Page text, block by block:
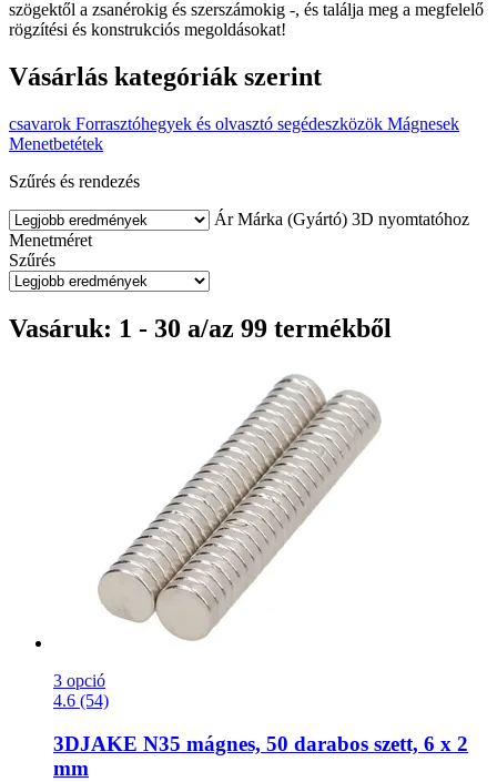
szögektől a zsanérokig és szerszámokig -, és találja meg a megfelelő
rögzítési és konstrukciós megoldásokat!
Vásárlás kategóriák szerint
csavarok Forrasztóhegyek és olvasztó segédeszközök Mágnesek
Menetbetétek
Szűrés és rendezés
Ár Márka (Gyártó) 3D nyomtatóhoz
Menetméret
Szűrés
Vasáruk: 1 - 30 a/az 99 termékből
3 opció
4.6 (54)
3DJAKE N35 mágnes, 50 darabos szett, 6 x 2
mm